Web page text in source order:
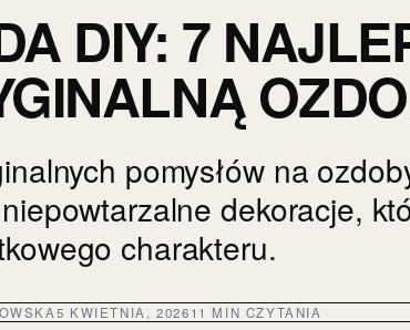
DIY: 7
pomysłów na
dekoracje,
charakteru.
5 KWIETNIA, 202611 MIN CZYTANIA